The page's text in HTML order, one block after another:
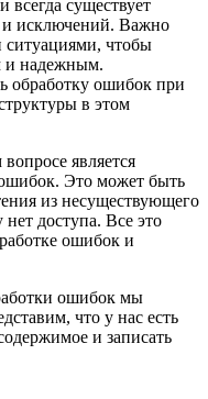
существует
и исключений. Важно
ситуациями, чтобы
и надежным.
обработку ошибок при
в этом
является
Это может быть
из несуществующего
доступа. Все это
ошибок и
ошибок мы
что у нас есть
и записать